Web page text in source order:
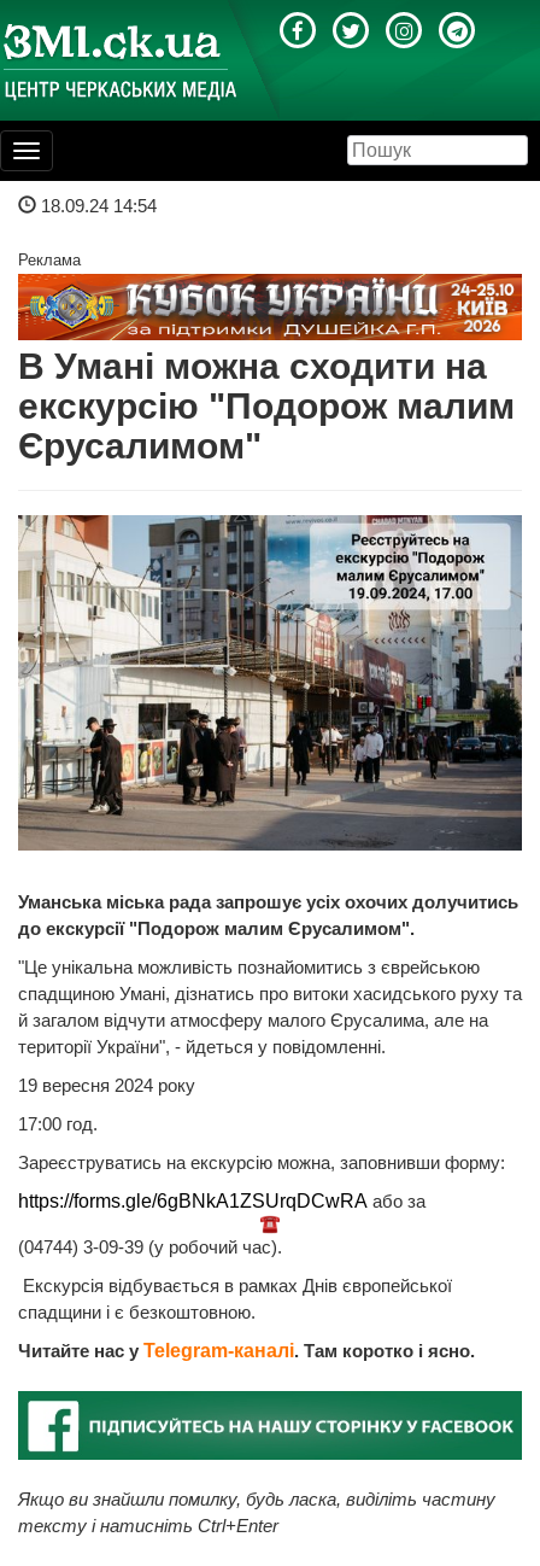
Toggle
navigation
18.09.24 14:54
Реклама
В Умані можна сходити на
екскурсію "Подорож малим
Єрусалимом"
Уманська міська рада запрошує усіх охочих долучитись
до екскурсії "Подорож малим Єрусалимом".
"Це унікальна можливість познайомитись з єврейською
спадщиною Умані, дізнатись про витоки хасидського руху та
й загалом відчути атмосферу малого Єрусалима, але на
території України", - йдеться у повідомленні.
19 вересня 2024 року
17:00 год.
Зареєструватись на екскурсію можна, заповнивши форму:
https://forms.gle/6gBNkA1ZSUrqDCwRA або за
(04744) 3-09-39 (у робочий час).
Екскурсія відбувається в рамках Днів європейської
спадщини і є безкоштовною.
Читайте нас у Telegram-каналі. Там коротко і ясно.
Якщо ви знайшли помилку, будь ласка, виділіть частину
тексту і натисніть Ctrl+Enter